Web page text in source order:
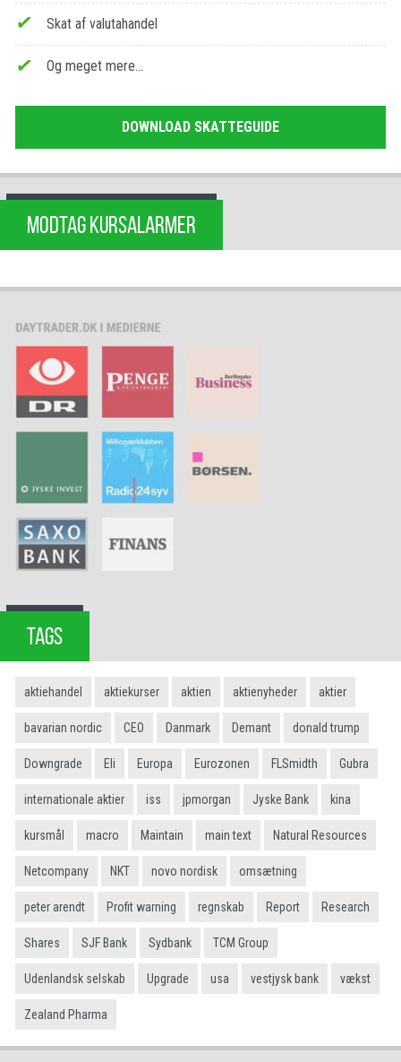
Skat af valutahandel
Og meget mere…
DOWNLOAD SKATTEGUIDE
MODTAG KURSALARMER
TAGS
aktiehandel aktiekurser aktien aktienyheder aktier
bavarian nordic CEO Danmark Demant donald trump
Downgrade Eli Europa Eurozonen FLSmidth Gubra
internationale aktier iss jpmorgan Jyske Bank kina
kursmål macro Maintain main text Natural Resources
Netcompany NKT novo nordisk omsætning
peter arendt Profit warning regnskab Report Research
Shares SJF Bank Sydbank TCM Group
Udenlandsk selskab Upgrade usa vestjysk bank vækst
Zealand Pharma